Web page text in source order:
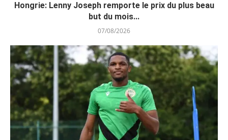
Hongrie: Lenny Joseph remporte le prix du plus beau
but du mois...
07/08/2026